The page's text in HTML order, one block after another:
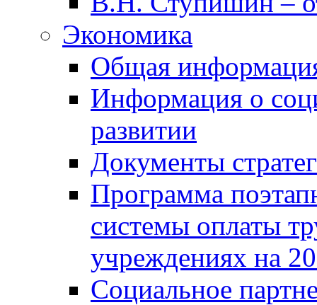
Экономика
Общая
Информация о
развитии
Документы
Программа
системы оплаты
учреждениях на
Социальное